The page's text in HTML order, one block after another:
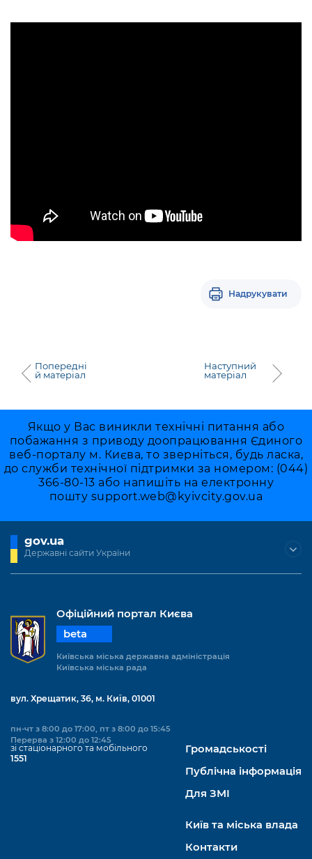
Надрукувати
Попередні
й матеріал
Наступний
матеріал
Якщо у Вас виникли технічні питання або
побажання з приводу доопрацювання Єдиного
веб-порталу м. Києва, то зверніться, будь ласка,
до служби технічної підтримки за номером: (044)
366-80-13 або напишіть на електронну
пошту support.web@kyivcity.gov.ua
gov.ua
Державні сайти України
Офіційний портал Києва
beta
Київська міська державна адміністрація
Київська міська рада
вул. Хрещатик, 36, м. Київ, 01001
пн-чт з 8:00 до 17:00, пт з 8:00 до 15:45
Перерва з 12:00 до 12:45
зі стаціонарного та мобільного
1551
Громадськості
Публічна інформація
Для ЗМІ
Київ та міська влада
Контакти